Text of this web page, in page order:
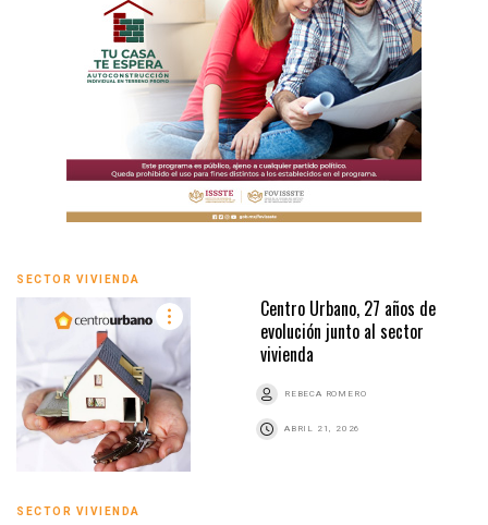
SECTOR VIVIENDA
Centro Urbano, 27 años de
evolución junto al sector
vivienda
REBECA ROMERO
ABRIL 21, 2026
SECTOR VIVIENDA